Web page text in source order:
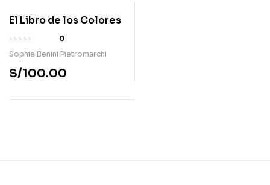
El Libro de los Colores
0
Sophie Benini Pietromarchi
S/100.00